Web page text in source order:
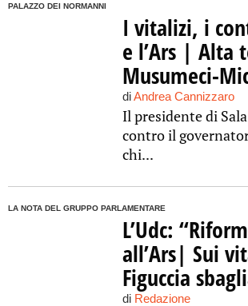
PALAZZO DEI NORMANNI
I vitalizi, i
e l’Ars | Alta
Musumeci-
diAndrea Cannizzaro
Il presidente di
contro il
chi...
LA NOTA DEL GRUPPO PARLAMENTARE
L’Udc:
all’Ars| Sui
Figuccia
di Redazione